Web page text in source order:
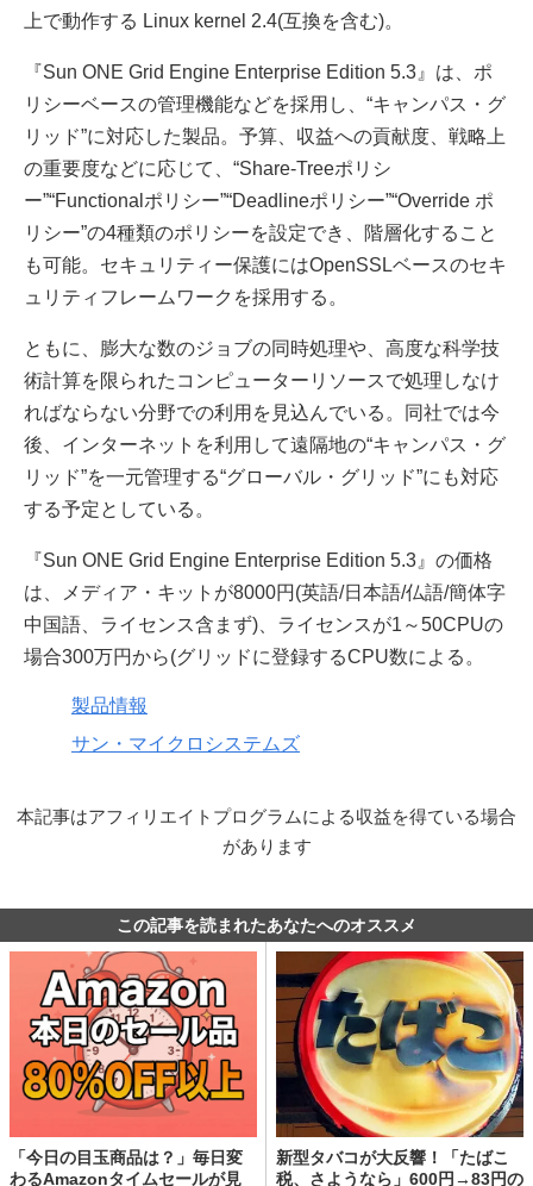
上で動作する Linux kernel 2.4(互換を含む)。
『Sun ONE Grid Engine Enterprise Edition 5.3』は、ポ
リシーベースの管理機能などを採用し、“キャンパス・グ
リッド”に対応した製品。予算、収益への貢献度、戦略上
の重要度などに応じて、“Share-Treeポリシ
ー”“Functionalポリシー”“Deadlineポリシー”“Override ポ
リシー”の4種類のポリシーを設定でき、階層化すること
も可能。セキュリティー保護にはOpenSSLベースのセキ
ュリティフレームワークを採用する。
ともに、膨大な数のジョブの同時処理や、高度な科学技
術計算を限られたコンピューターリソースで処理しなけ
ればならない分野での利用を見込んでいる。同社では今
後、インターネットを利用して遠隔地の“キャンパス・グ
リッド”を一元管理する“グローバル・グリッド”にも対応
する予定としている。
『Sun ONE Grid Engine Enterprise Edition 5.3』の価格
は、メディア・キットが8000円(英語/日本語/仏語/簡体字
中国語、ライセンス含まず)、ライセンスが1～50CPUの
場合300万円から(グリッドに登録するCPU数による。
製品情報
サン・マイクロシステムズ
本記事はアフィリエイトプログラムによる収益を得ている場合
があります
この記事を読まれたあなたへのオススメ
「今日の目玉商品は？」毎日変
わるAmazonタイムセールが見
新型タバコが大反響！「たばこ
税、さようなら」600円→83円の